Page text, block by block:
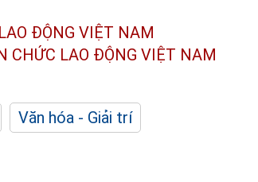
LAO ĐỘNG VIỆT NAM
CHỨC LAO ĐỘNG VIỆT NAM
Văn hóa - Giải trí